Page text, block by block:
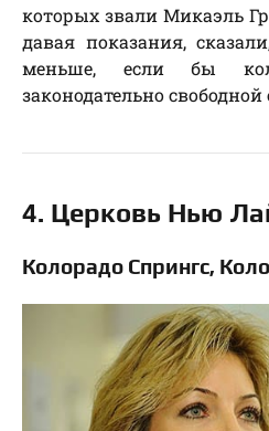
которых звали Микаэль
давая показания,
меньше, если бы
законодательно
4. Церковь Нью
Колорадо Спрингс,